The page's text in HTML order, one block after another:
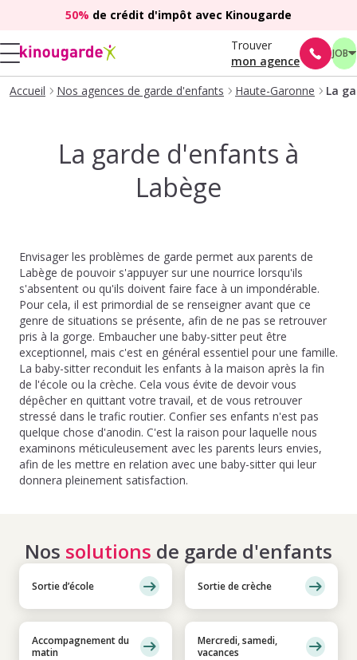
50% de crédit d'impôt avec Kinougarde
Trouver
mon agence
JOB
Accueil Nos agences de garde d'enfants Haute-Garonne La
La garde d'enfants à
Labège
Envisager les problèmes de garde permet aux parents de
Labège de pouvoir s'appuyer sur une nourrice lorsqu'ils
s'absentent ou qu'ils doivent faire face à un impondérable.
Pour cela, il est primordial de se renseigner avant que ce
genre de situations se présente, afin de ne pas se retrouver
pris à la gorge. Embaucher une baby-sitter peut être
exceptionnel, mais c'est en général essentiel pour une famille.
La baby-sitter reconduit les enfants à la maison après la fin
de l'école ou la crèche. Cela vous évite de devoir vous
dépêcher en quittant votre travail, et de vous retrouver
stressé dans le trafic routier. Confier ses enfants n'est pas
quelque chose d'anodin. C'est la raison pour laquelle nous
examinons méticuleusement avec les parents leurs envies,
afin de les mettre en relation avec une baby-sitter qui leur
donnera pleinement satisfaction.
Nos solutions de garde d'enfants
Sortie d’école Sortie de crèche
Accompagnement du
matin
Mercredi, samedi,
vacances